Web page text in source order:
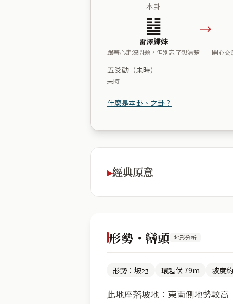
本卦
䷵
雷澤歸妹
跟著心走沒問題，但別忘了想清楚
→
開心交
五爻動（未時）
未時
什麼是本卦、之卦？
經典原意
形勢・巒頭 地形分析
形勢：坡地 環起伏 79m 坡度
此地座落坡地：東南側地勢較